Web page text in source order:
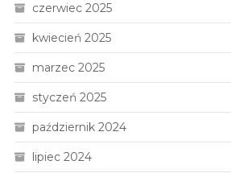
czerwiec 2025
kwiecień 2025
marzec 2025
styczeń 2025
październik 2024
lipiec 2024